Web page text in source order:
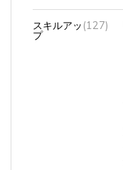
スキルアッ(127)